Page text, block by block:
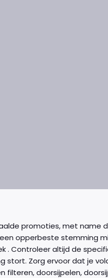
promoties, met name
opperbeste stemming
. Controleer altijd de
stort. Zorg ervoor dat je
doorsijpelen,